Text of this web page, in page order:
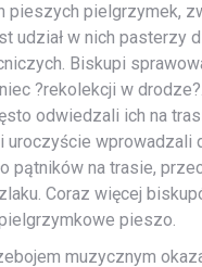
pieszych pielgrzymek,
udział w nich pasterzy
Biskupi
?rekolekcji w
odwiedzali ich na
uroczyście wprowadzali
pątników na trasie,
Coraz więcej
pieszo.
muzycznym